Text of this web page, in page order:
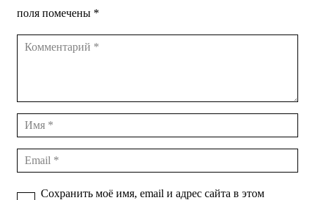
поля помечены *
Сохранить моё имя, email и адрес сайта в этом